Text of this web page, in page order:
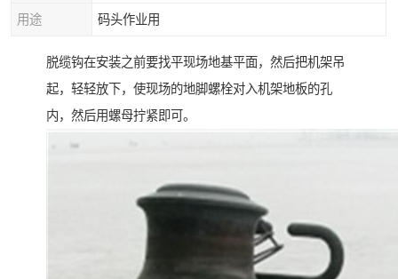
用途 码头作业用
脱缆钩在安装之前要找平现场地基平面，然后把机架吊
起，轻轻放下，使现场的地脚螺栓对入机架地板的孔
内，然后用螺母拧紧即可。